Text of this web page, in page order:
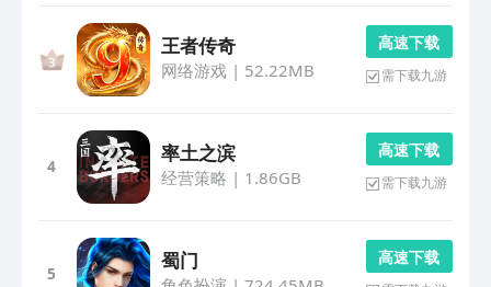
王者传奇
网络游戏| 52.22MB
高 速 下 载
需下载九游
4
率土之滨
经营策略 | 1.86GB
高 速 下 载
需下载九游
5
蜀门 高 速 下 载